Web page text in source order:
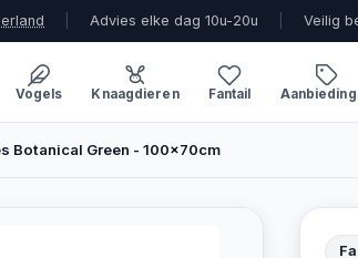
Advies elke dag 10u-20u Veilig
Vogels Knaagdieren Fantail
Botanical Green - 100x70cm